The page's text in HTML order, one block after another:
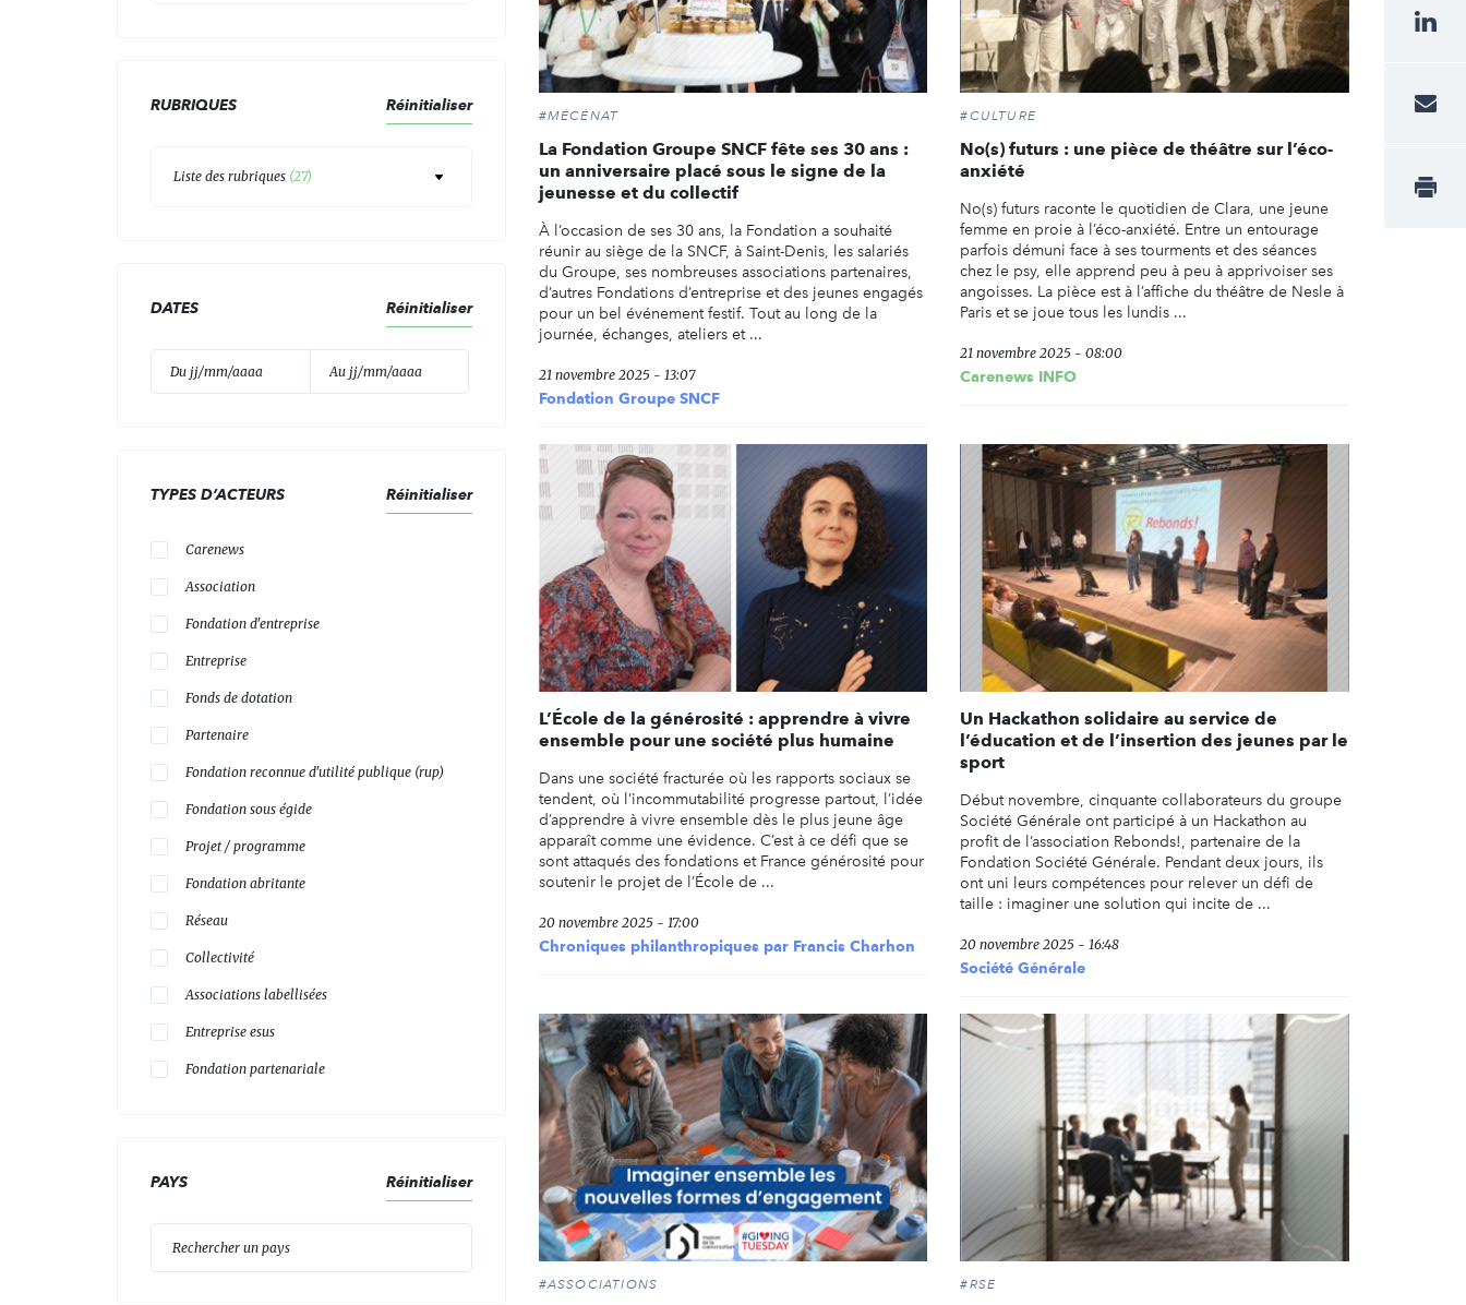
RUBRIQUES Réinitialiser
Liste des rubriques (27)
DATES Réinitialiser
TYPES D’ACTEURS Réinitialiser
Carenews
Association
Fondation d'entreprise
Entreprise
Fonds de dotation
Partenaire
Fondation reconnue d'utilité publique (rup)
Fondation sous égide
Projet / programme
Fondation abritante
Réseau
Collectivité
Associations labellisées
Entreprise esus
Fondation partenariale
PAYS Réinitialiser
#MÉCÉNAT
La Fondation Groupe SNCF fête ses 30 ans :
un anniversaire placé sous le signe de la
jeunesse et du collectif
À l’occasion de ses 30 ans, la Fondation a souhaité
réunir au siège de la SNCF, à Saint-Denis, les salariés
du Groupe, ses nombreuses associations partenaires,
d’autres Fondations d’entreprise et des jeunes engagés
pour un bel événement festif. Tout au long de la
journée, échanges, ateliers et ...
21 novembre 2025 - 13:07
Fondation Groupe SNCF
#CULTURE
No(s) futurs : une pièce de théâtre sur l’éco-
anxiété
No(s) futurs raconte le quotidien de Clara, une jeune
femme en proie à l’éco-anxiété. Entre un entourage
parfois démuni face à ses tourments et des séances
chez le psy, elle apprend peu à peu à apprivoiser ses
angoisses. La pièce est à l’affiche du théâtre de Nesle à
Paris et se joue tous les lundis ...
21 novembre 2025 - 08:00
Carenews INFO
L’École de la générosité : apprendre à vivre
ensemble pour une société plus humaine
Dans une société fracturée où les rapports sociaux se
tendent, où l’incommutabilité progresse partout, l’idée
d’apprendre à vivre ensemble dès le plus jeune âge
apparaît comme une évidence. C’est à ce défi que se
sont attaqués des fondations et France générosité pour
soutenir le projet de l’École de ...
20 novembre 2025 - 17:00
Chroniques philanthropiques par Francis Charhon
Un Hackathon solidaire au service de
l’éducation et de l’insertion des jeunes par le
sport
Début novembre, cinquante collaborateurs du groupe
Société Générale ont participé à un Hackathon au
profit de l’association Rebonds!, partenaire de la
Fondation Société Générale. Pendant deux jours, ils
ont uni leurs compétences pour relever un défi de
taille : imaginer une solution qui incite de ...
20 novembre 2025 - 16:48
Société Générale
#ASSOCIATIONS #RSE